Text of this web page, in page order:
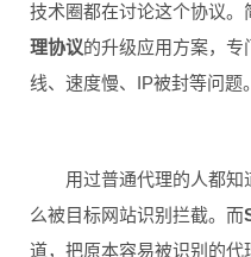
技术圈都在讨论这个协议。
理协议的升级应用方案，
线、速度慢、IP被封等问题。
用过普通代理的人都
么被目标网站识别拦截。而
道，把原本容易被识别的